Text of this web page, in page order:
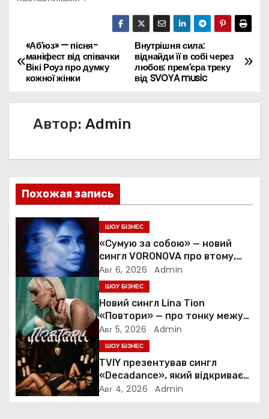
Н
а
в
г
а
ц
и
я
п
о
з
а
п
Внутрішня сила:
віднайди її в собі через
любов: прем’єра треку
від SVOYA music
«Аб’юз» — пісня-
маніфест від співачки
Вікі Роуз про думку
кожної жінки
Автор: Admin
Похожая запись
ШОУ БІЗНЕС
«Сумую за собою» — новий
сингл VORONOVA про втому,
силу та повернення до себе
Авг 6, 2026 Admin
ШОУ БІЗНЕС
Новий сингл Lina Tion
«Повтори» — про тонку межу
між коханням, залежністю та
нав’язливою прив’язаністю
Авг 5, 2026 Admin
ШОУ БІЗНЕС
TVIY презентував сингл
«Decadance», який відкриває
нову сторінку українського
Авг 4, 2026 Admin